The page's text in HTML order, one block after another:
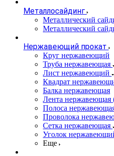
Металлосайдинг
Металлический
Металлический
Нержавеющий прокат
Круг нержавеющий
Труба нержавеющая
Лист нержавеющий
Квадрат
Балка нержавеющая
Лента нержавеющая
Полоса
Проволока
Сетка нержавеющая
Уголок
Еще